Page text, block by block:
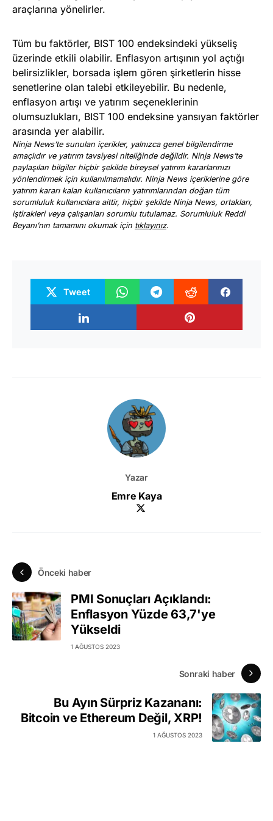
araçlarına yönelirler.
Tüm bu faktörler, BIST 100 endeksindeki yükseliş
üzerinde etkili olabilir. Enflasyon artışının yol açtığı
belirsizlikler, borsada işlem gören şirketlerin hisse
senetlerine olan talebi etkileyebilir. Bu nedenle,
enflasyon artışı ve yatırım seçeneklerinin
olumsuzlukları, BIST 100 endeksine yansıyan faktörler
arasında yer alabilir.
Ninja News’te sunulan içerikler, yalnızca genel bilgilendirme
amaçlıdır ve yatırım tavsiyesi niteliğinde değildir. Ninja News’te
paylaşılan bilgiler hiçbir şekilde bireysel yatırım kararlarınızı
yönlendirmek için kullanılmamalıdır. Ninja News içeriklerine göre
yatırım kararı kalan kullanıcıların yatırımlarından doğan tüm
sorumluluk kullanıcılara aittir, hiçbir şekilde Ninja News, ortakları,
iştirakleri veya çalışanları sorumlu tutulamaz. Sorumluluk Reddi
Beyanı’nın tamamını okumak için tıklayınız.
Tweet
Yazar
Emre Kaya
Önceki haber
PMI Sonuçları Açıklandı:
Enflasyon Yüzde 63,7'ye
Yükseldi
1 AĞUSTOS 2023
Sonraki haber
Bu Ayın Sürpriz Kazananı:
Bitcoin ve Ethereum Değil, XRP!
1 AĞUSTOS 2023